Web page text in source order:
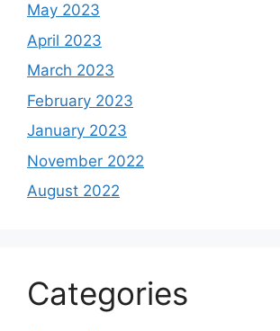
May 2023
April 2023
March 2023
February 2023
January 2023
November 2022
August 2022
Categories